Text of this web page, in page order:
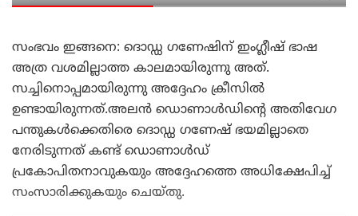
സംഭവം ഇങ്ങനെ: ദൊഡ്ഡ ഗണേഷിന് ഇംഗ്ലീഷ് ഭാഷ
അത്ര വശമില്ലാത്ത കാലമായിരുന്നു അത്.
സച്ചിനൊപ്പമായിരുന്നു അദ്ദേഹം ക്രീസിൽ
ഉണ്ടായിരുന്നത്.അലൻ ഡൊണാൾഡിന്റെ അതിവേഗ
പന്തുകൾക്കെതിരെ ദൊഡ്ഡ ഗണേഷ് ഭയമില്ലാതെ
നേരിടുന്നത് കണ്ട് ഡൊണാൾഡ്
പ്രകോപിതനാവുകയും അദ്ദേഹത്തെ അധിക്ഷേപിച്ച്
സംസാരിക്കുകയും ചെയ്തു.